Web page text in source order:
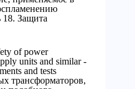
Защита
of power
units and similar -
and tests
трансформаторов,